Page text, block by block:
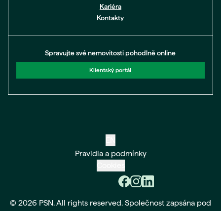
Kariéra
Kontakty
Spravujte své nemovitosti pohodlně online
Klientský portál
Pravidla a podmínky
© 2026 PSN. All rights reserved. Společnost zapsána pod